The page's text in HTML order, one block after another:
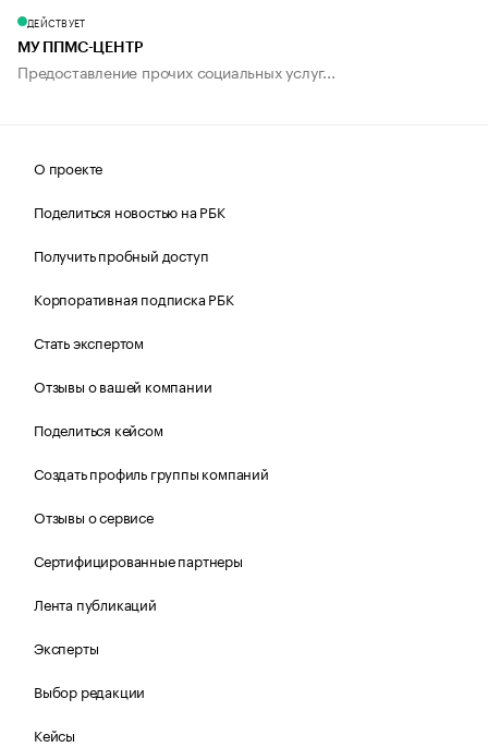
ДЕЙСТВУЕТ
МУ ППМС-ЦЕНТР
Предоставление прочих социальных услуг...
О проекте
Поделиться новостью на РБК
Получить пробный доступ
Корпоративная подписка РБК
Стать экспертом
Отзывы о вашей компании
Поделиться кейсом
Создать профиль группы компаний
Отзывы о сервисе
Сертифицированные партнеры
Лента публикаций
Эксперты
Выбор редакции
Кейсы